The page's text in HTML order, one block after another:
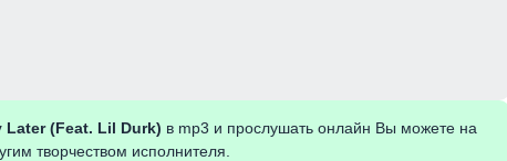
Later (Feat. Lil Durk) в mp3 и прослушать онлайн Вы можете на
творчеством исполнителя.